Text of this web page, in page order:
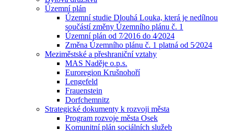
Územní plán
Územní studie Dlouhá Louka, která je nedílnou
součástí změny Územního plánu č. 1
Územní plán od 7⁄2016 do 4⁄2024
Změna Územního plánu č. 1 platná od 5⁄2024
Meziměstské a přeshraniční vztahy
MAS Naděje o.p.s.
Euroregion Krušnohoří
Lengefeld
Frauenstein
Dorfchemnitz
Strategické dokumenty k rozvoji města
Program rozvoje města Osek
Komunitní plán sociálních služeb